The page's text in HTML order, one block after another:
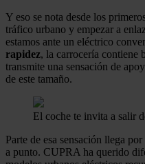
Y eso se nota desde los
tráfico urbano y empezar a
estamos ante un eléctrico
rapidez, la carrocería contiene
transmite una sensación de
de este tamaño.
El coche te invita a salir
Parte de esa sensación llega
a punto. CUPRA ha querido